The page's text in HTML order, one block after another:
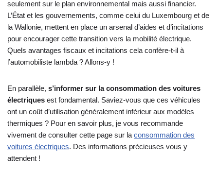
seulement sur le plan environnemental mais aussi financier.
L’État et les gouvernements, comme celui du Luxembourg et de
la Wallonie, mettent en place un arsenal d’aides et d’incitations
pour encourager cette transition vers la mobilité électrique.
Quels avantages fiscaux et incitations cela confère-t-il à
l’automobiliste lambda ? Allons-y !
En parallèle, s’informer sur la consommation des voitures
électriques est fondamental. Saviez-vous que ces véhicules
ont un coût d’utilisation généralement inférieur aux modèles
thermiques ? Pour en savoir plus, je vous recommande
vivement de consulter cette page sur la consommation des
voitures électriques. Des informations précieuses vous y
attendent !